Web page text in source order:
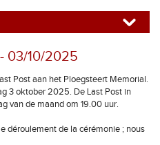
03/10/2025
Post aan het Ploegsteert Memorial.
3 oktober 2025. De Last Post in
van de maand om 19.00 uur.
déroulement de la cérémonie ; nous